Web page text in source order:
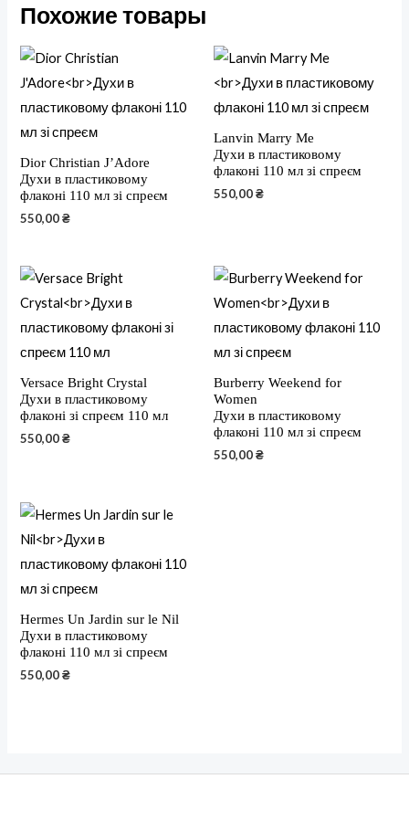
Похожие товары
Dior Christian J’Adore
Духи в пластиковому
флаконі 110 мл зі спреєм
550,00₴
Lanvin Marry Me
Духи в пластиковому
флаконі 110 мл зі спреєм
550,00₴
Versace Bright Crystal
Духи в пластиковому
флаконі зі спреєм 110 мл
550,00₴
Burberry Weekend for
Women
Духи в пластиковому
флаконі 110 мл зі спреєм
550,00₴
Hermes Un Jardin sur le Nil
Духи в пластиковому
флаконі 110 мл зі спреєм
550,00₴